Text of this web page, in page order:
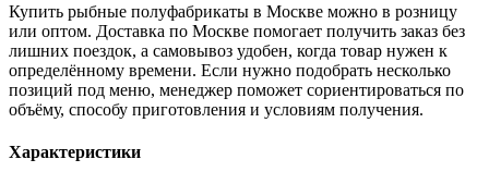
Купить рыбные полуфабрикаты в Москве можно в розницу
или оптом. Доставка по Москве помогает получить заказ без
лишних поездок, а самовывоз удобен, когда товар нужен к
определённому времени. Если нужно подобрать несколько
позиций под меню, менеджер поможет сориентироваться по
объёму, способу приготовления и условиям получения.
Характеристики